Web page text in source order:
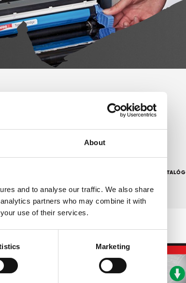
About
and to analyse our traffic. We also share
partners who may combine it with
use of their services.
Marketing